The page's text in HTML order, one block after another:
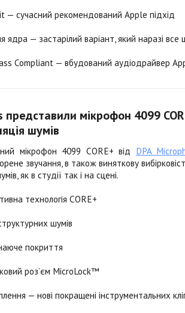
— сучасний рекомендований Apple підхід
— застарілий варіант, який наразі все
Compliant — вбудований аудіодрайвер
представили мікрофон 4099
шумів
мікрофон 4099 CORE+ від DPA
звучання, в також виняткову
як в студії так і на сцені.
технологія CORE+
шумів
покриття
роз’єм MicroLock™
— нові покращені інструментальних